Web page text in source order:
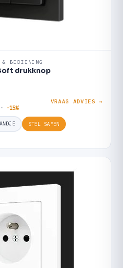
& BEDIENING
drukknop
-15%
VRAAG ADVIES →
STEL SAMEN